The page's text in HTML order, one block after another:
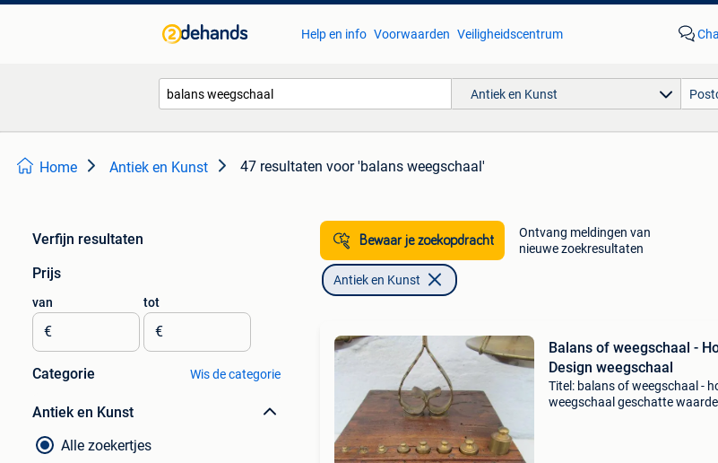
Help en info Voorwaarden Veiligheidscentrum
Antiek en Kunst
Home Antiek en Kunst 47 resultaten voor 'balans weegschaal'
Verfijn resultaten
Prijs
van
€
tot
€
Categorie Wis de categorie
Antiek en Kunst
Alle zoekertjes
Bewaar je zoekopdracht
Ontvang meldingen van
nieuwe zoekresultaten
Antiek en Kunst
Balans of weegschaal -
Design weegschaal
Titel: balans of weegschaal -
weegschaal geschatte